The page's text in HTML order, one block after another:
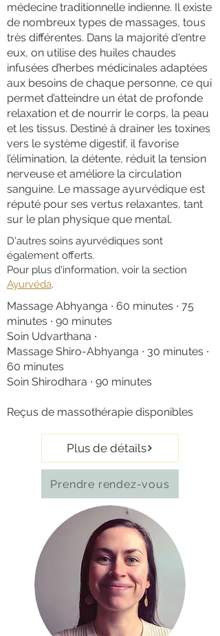
médecine traditionnelle indienne. Il existe
de nombreux types de massages, tous
très différentes. Dans la majorité d'entre
eux, on utilise des huiles chaudes
infusées d’herbes médicinales adaptées
aux besoins de chaque personne, ce qui
permet d’atteindre un état de profonde
relaxation et de nourrir le corps, la peau
et les tissus. Destiné à drainer les toxines
vers le système digestif, il favorise
l’élimination, la détente, réduit la tension
nerveuse et améliore la circulation
sanguine. Le massage ayurvédique est
réputé pour ses vertus relaxantes, tant
sur le plan physique que mental.
D'autres soins ayurvédiques sont
également offerts.
Pour plus d'information, voir la section
Ayurvéda.
Massage Abhyanga ∙ 60 minutes ∙ 75
minutes ∙ 90 minutes
Soin Udvarthana ∙
Massage Shiro-Abhyanga ∙ 30 minutes ∙
60 minutes
Soin Shirodhara ∙ 90 minutes
Reçus de massothérapie disponibles
Plus de détails
Prendre rendez-vous